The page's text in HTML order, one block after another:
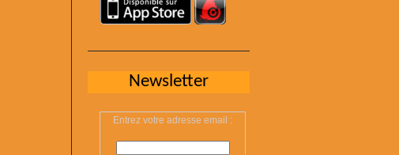
Newsletter
Entrez votre adresse email :